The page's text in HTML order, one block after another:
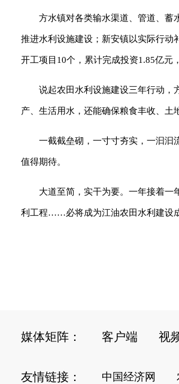
方水镇对各类输水渠道、管道、蓄
推进水利设施建设；新安镇以实际行动
开工项目10个，累计完成投资1.85亿元
说起农田水利设施建设三年行动，
产、生活用水，还能确保粮食丰收、土
一截截垒砌，一寸寸夯实，一汩汩
值得期待。
大道至简，实干为要。一年接着一
利工程……必将成为江油农田水利建设
媒体矩阵： 客户端 视
友情链接： 中国经济网